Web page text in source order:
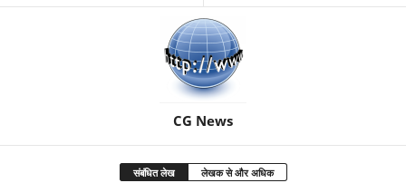
CG News
संबंधित लेख लेखक से और अधिक